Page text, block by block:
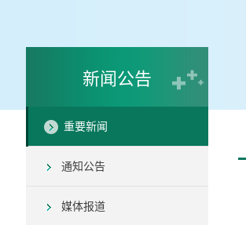
新闻公告
重要新闻
通知公告
媒体报道